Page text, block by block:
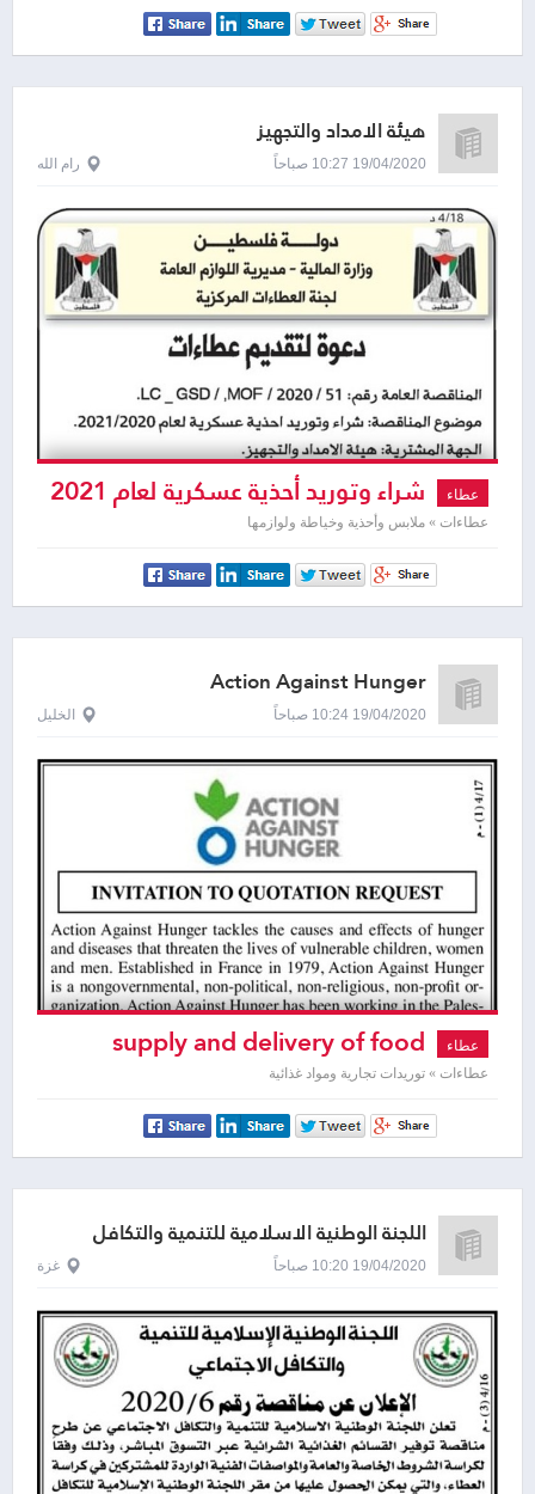
هيئة الامداد والتجهيز
19/04/2020 10:27 صباحاً رام الله
عطاء شراء وتوريد أحذية عسكرية لعام 2021
عطاءات » ملابس وأحذية وخياطة ولوازمها
Action Against Hunger
19/04/2020 10:24 صباحاً الخليل
عطاء supply and delivery of food
assistance kits
عطاءات » توريدات تجارية ومواد غذائية
اللجنة الوطنية الاسلامية للتنمية والتكافل
الاجتماعي
19/04/2020 10:20 صباحاً غزة